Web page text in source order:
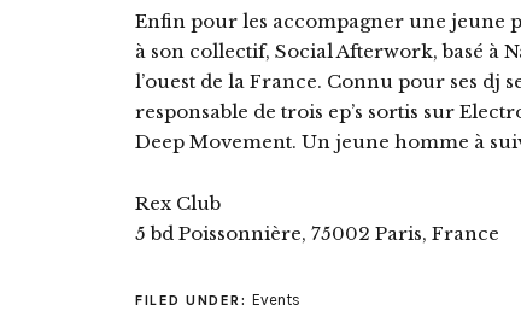
Enfin pour les accompagner une jeune
à son collectif, Social Afterwork, basé à
l’ouest de la France. Connu pour ses dj
responsable de trois ep’s sortis sur
Deep Movement. Un jeune homme à
Rex Club
5 bd Poissonnière, 75002 Paris, France
FILED UNDER: Events